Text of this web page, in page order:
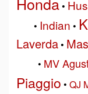
•
• Indian •
Laverda•
• MV
Piaggio • QJ